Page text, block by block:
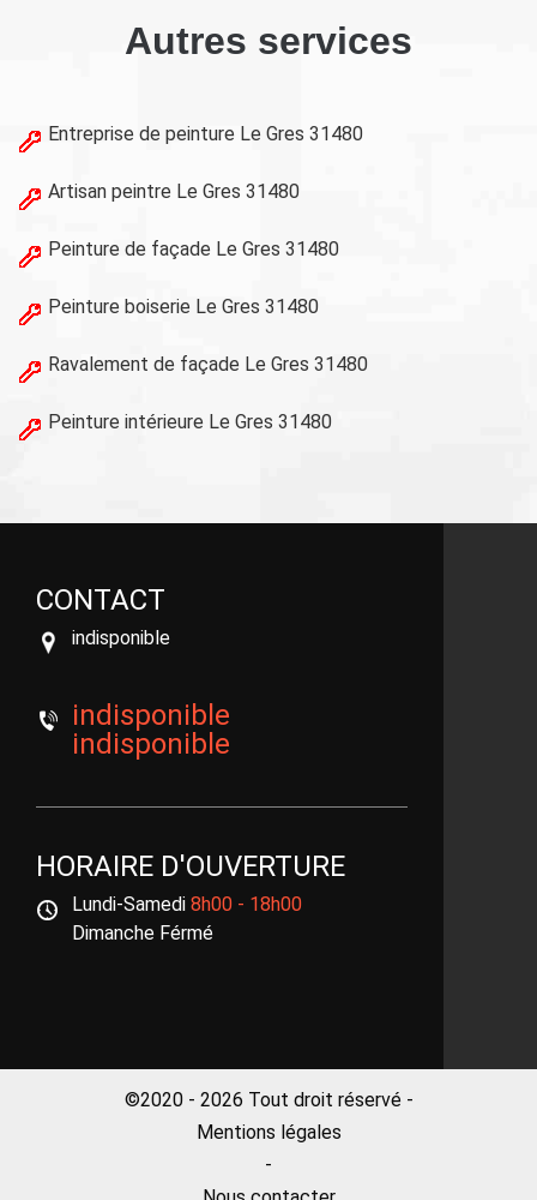
Autres services
Entreprise de peinture Le Gres 31480
Artisan peintre Le Gres 31480
Peinture de façade Le Gres 31480
Peinture boiserie Le Gres 31480
Ravalement de façade Le Gres 31480
Peinture intérieure Le Gres 31480
CONTACT
indisponible
indisponible
indisponible
HORAIRE D'OUVERTURE
Lundi-Samedi 8h00 - 18h00
Dimanche Férmé
©2020 - 2026 Tout droit réservé -
Mentions légales
-